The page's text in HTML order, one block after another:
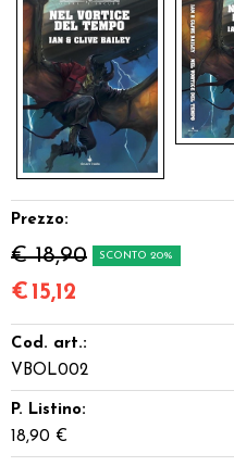
Prezzo:
€ 18,90 SCONTO 20%
€ 15,12
Cod. art.:
VBOL002
P. Listino:
18,90 €